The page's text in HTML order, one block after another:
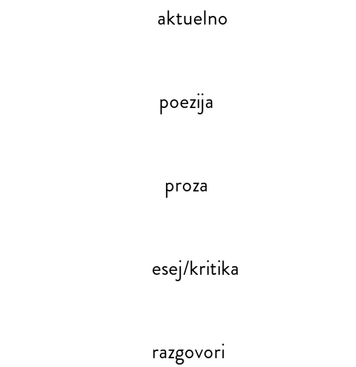
aktuelno
poezija
proza
esej/kritika
razgovori